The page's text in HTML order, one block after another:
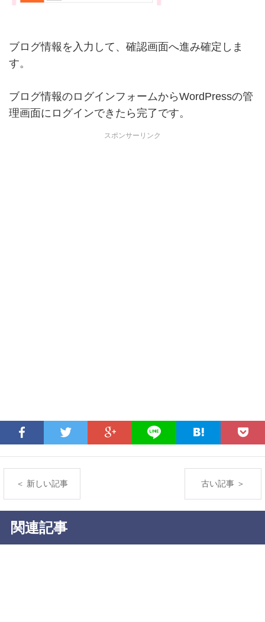
ブログ情報を入力して、確認画面へ進み確定しま
す。
ブログ情報のログインフォームからWordPressの管
理画面にログインできたら完了です。
スポンサーリンク
＜ 新しい記事 古い記事 ＞
関連記事